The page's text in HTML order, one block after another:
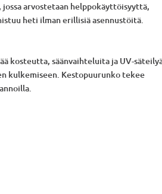
arvostetaan helppokäyttöisyyttä,
heti ilman erillisiä asennustöitä.
kosteutta, säänvaihteluita ja UV-
kulkemiseen. Kestopuurunko tekee